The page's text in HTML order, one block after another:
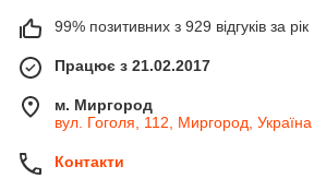
99% позитивних з 929 відгуків за рік
Працює з 21.02.2017
м. Миргород
вул. Гоголя, 112, Миргород, Україна
Контакти